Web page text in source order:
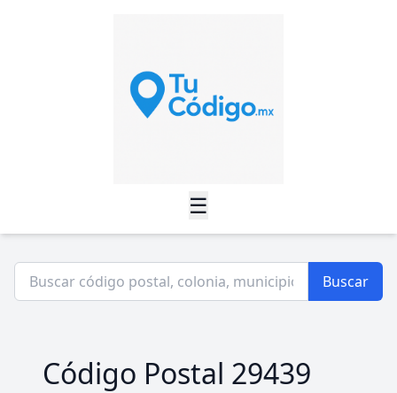
☰
Buscar
Código Postal 29439